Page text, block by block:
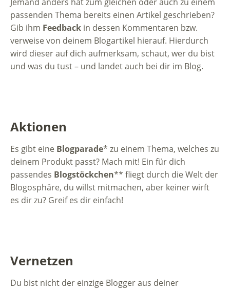
passenden Thema bereits einen Artikel geschrieben?
Gib ihm Feedback in dessen Kommentaren bzw.
verweise von deinem Blogartikel hierauf. Hierdurch
wird dieser auf dich aufmerksam, schaut, wer du bist
und was du tust – und landet auch bei dir im Blog.
Aktionen
Es gibt eine Blogparade* zu einem Thema, welches zu
deinem Produkt passt? Mach mit! Ein für dich
passendes Blogstöckchen** fliegt durch die Welt der
Blogosphäre, du willst mitmachen, aber keiner wirft
es dir zu? Greif es dir einfach!
Vernetzen
Du bist nicht der einzige Blogger aus deiner